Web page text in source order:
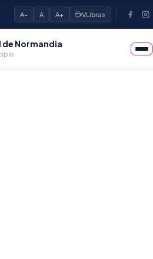
A- A A+ VLibras
Normandia